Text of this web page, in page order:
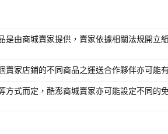
是由商城賣家提供，賣家依據相關法規開
賣家店鋪的不同商品之運送合作夥伴亦可能
方式而定，酷澎商城賣家亦可能設定不同的